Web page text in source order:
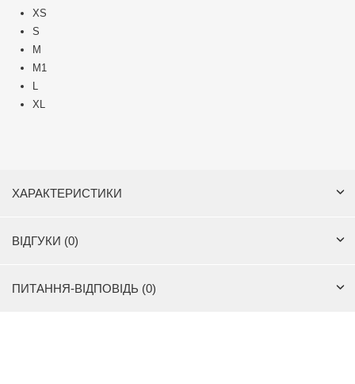
XS
S
M
M1
L
XL
ХАРАКТЕРИСТИКИ
ВІДГУКИ (0)
ПИТАННЯ-ВІДПОВІДЬ (0)